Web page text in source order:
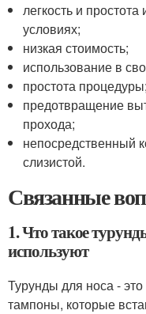
легкость и
условиях;
низкая стоимость;
использование в
простота процедуры;
предотвращение
прохода;
непосредственный
слизистой.
Связанные
1. Что такое
используют
Турунды для носа -
тампоны, которые